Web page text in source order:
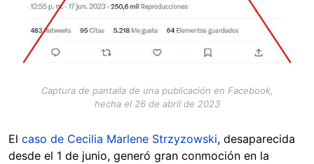
Captura de pantalla de una publicación en Facebook,
hecha el 26 de abril de 2023
El caso de Cecilia Marlene Strzyzowski, desaparecida
desde el 1 de junio, generó gran conmoción en la